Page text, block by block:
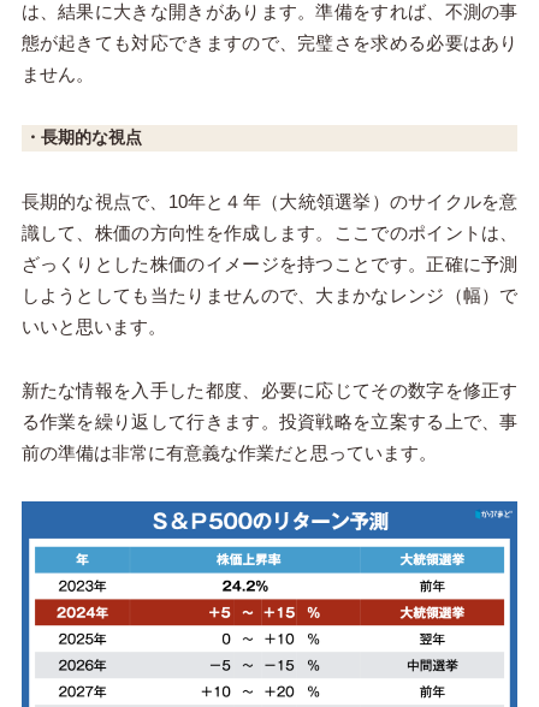
は、結果に大きな開きがあります。準備をすれば、不測の事
態が起きても対応できますので、完璧さを求める必要はあり
ません。
・長期的な視点
長期的な視点で、10年と４年（大統領選挙）のサイクルを意
識して、株価の方向性を作成します。ここでのポイントは、
ざっくりとした株価のイメージを持つことです。正確に予測
しようとしても当たりませんので、大まかなレンジ（幅）で
いいと思います。
新たな情報を入手した都度、必要に応じてその数字を修正す
る作業を繰り返して行きます。投資戦略を立案する上で、事
前の準備は非常に有意義な作業だと思っています。